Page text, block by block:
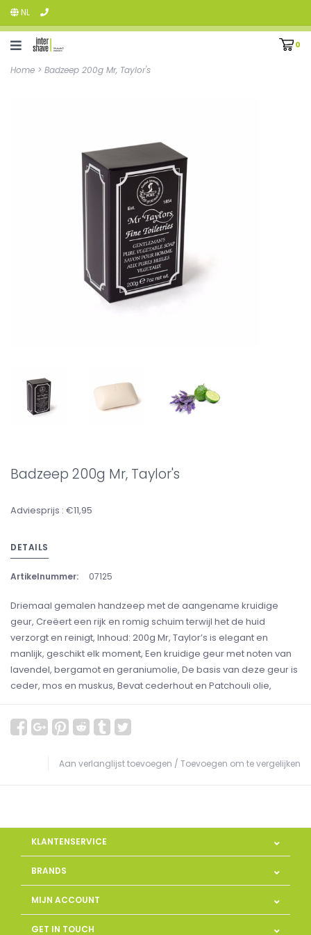
NL
0
Home > Badzeep 200g Mr, Taylor's
Badzeep 200g Mr, Taylor's
Adviesprijs : €11,95
DETAILS
Artikelnummer: 07125
Driemaal gemalen handzeep met de aangename kruidige
geur, Creëert een rijk en romig schuim terwijl het de huid
verzorgt en reinigt, Inhoud: 200g Mr, Taylor’s is elegant en
manlijk, geschikt elk moment, Een kruidige geur met noten van
lavendel, bergamot en geraniumolie, De basis van deze geur is
ceder, mos en muskus, Bevat cederhout en Patchouli olie,
Aan verlanglijst toevoegen / Toevoegen om te vergelijken
KLANTENSERVICE
BRANDS
MIJN ACCOUNT
GET IN TOUCH